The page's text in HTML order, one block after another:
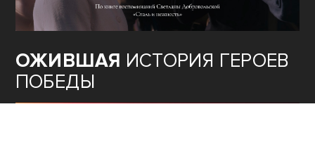
ОЖИВШАЯ ИСТОРИЯ ГЕРОЕВ
ПОБЕДЫ